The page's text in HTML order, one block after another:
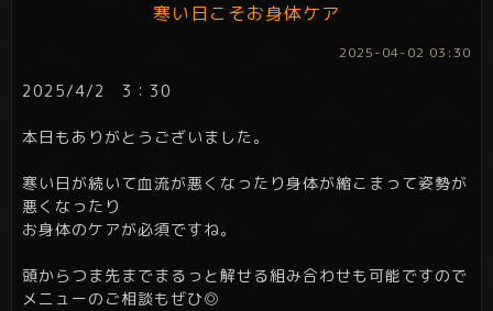
寒い日こそお身体ケア
2025-04-02 03:30
2025/4/2 3：30
本日もありがとうございました。
寒い日が続いて血流が悪くなったり身体が縮こまって姿勢が
悪くなったり
お身体のケアが必須ですね。
頭からつま先までまるっと解せる組み合わせも可能ですので
メニューのご相談もぜひ◎